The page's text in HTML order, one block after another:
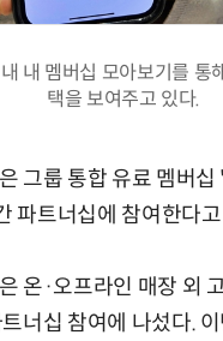
내 멤버십 모아보기를 통
택을 보여주고 있다.
그룹 통합 유료 멤버
파트너십에 참여한다
온·오프라인 매장 외
너십 참여에 나섰다.